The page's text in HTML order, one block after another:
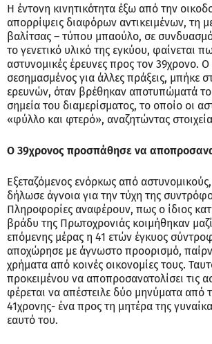
Η έντονη κινητικότητα έξω από την
απορρίψεις διαφόρων αντικειμένων, τη
βαλίτσας – τύπου μπαούλο, σε
το γενετικό υλικό της εγκύου, φαίνεται
αστυνομικές έρευνες προς τον 39χρονο.
σεσημασμένος για άλλες πράξεις, μπήκε
ερευνών, όταν βρέθηκαν αποτυπώματά
σημεία του διαμερίσματος, το οποίο οι
«φύλλο και φτερό», αναζητώντας
Ο 39χρονος προσπάθησε να
Εξεταζόμενος ενόρκως από
δήλωσε άγνοια για την τύχη της
Πληροφορίες αναφέρουν, πως ο ίδιος
βράδυ της Πρωτοχρονιάς κοιμήθηκαν
επόμενης μέρας η 41 ετών έγκυος
αποχώρησε με άγνωστο προορισμό,
χρήματα από κοινές οικονομίες τους.
προκειμένου να αποπροσανατολίσει τις
φέρεται να απέστειλε δύο μηνύματα από
41χρονης- ένα προς τη μητέρα της
εαυτό του.